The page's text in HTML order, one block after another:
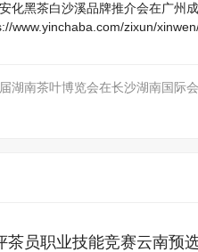
化黑茶白沙溪品牌推介会在广州
www.yinchaba.com/zixun/
湖南茶叶博览会在长沙湖南国际
茶员职业技能竞赛云南预